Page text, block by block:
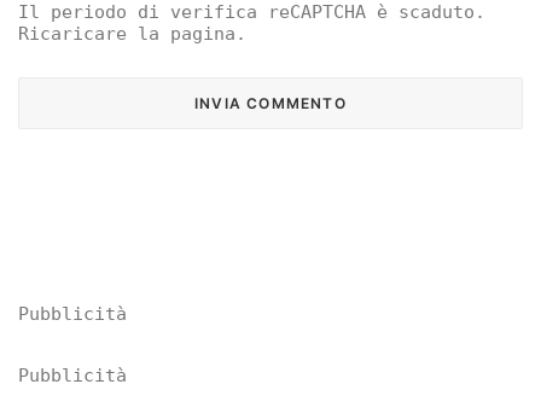
Il periodo di verifica reCAPTCHA è scaduto.
Ricaricare la pagina.
Pubblicità
Pubblicità